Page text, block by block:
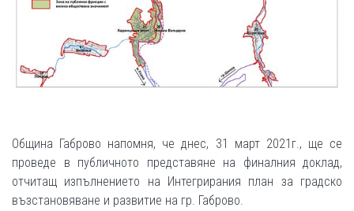
Община Габрово напомня, че днес, 31 март 2021г., ще се
проведе в публичното представяне на финалния доклад,
отчитащ изпълнението на Интегрирания план за градско
възстановяване и развитие на гр. Габрово.